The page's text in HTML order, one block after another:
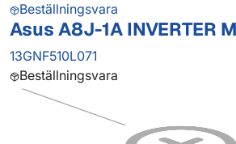
Beställningsvara
Asus A8J-1A INVERTER
13GNF510L071
Beställningsvara